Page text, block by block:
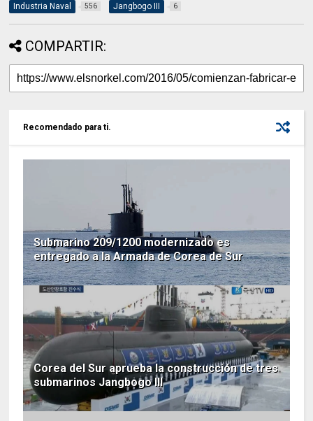
Industria Naval 556 Jangbogo III 6
COMPARTIR:
Recomendado para ti.
Submarino 209/1200 modernizado es
entregado a la Armada de Corea de Sur
Corea del Sur aprueba la construcción de tres
submarinos Jangbogo III